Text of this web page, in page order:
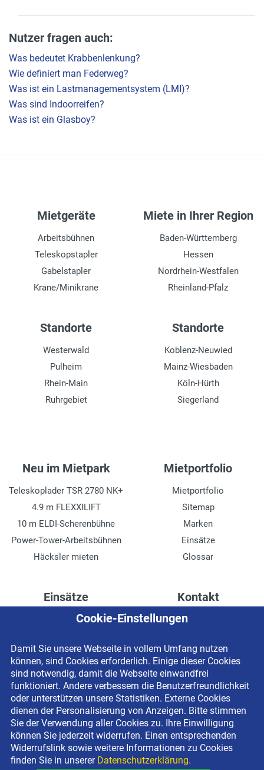
Nutzer fragen auch:
Was bedeutet Krabbenlenkung?
Wie definiert man Federweg?
Was ist ein Lastmanagementsystem (LMI)?
Was sind Indoorreifen?
Was ist ein Glasboy?
Mietgeräte
Arbeitsbühnen
Teleskopstapler
Gabelstapler
Krane/Minikrane
Miete in Ihrer Region
Baden-Württemberg
Hessen
Nordrhein-Westfalen
Rheinland-Pfalz
Standorte
Westerwald
Pulheim
Rhein-Main
Ruhrgebiet
Standorte
Koblenz-Neuwied
Mainz-Wiesbaden
Köln-Hürth
Siegerland
Neu im Mietpark
Teleskoplader TSR 2780 NK+
4.9 m FLEXXILIFT
10 m ELDI-Scherenbühne
Power-Tower-Arbeitsbühnen
Häcksler mieten
Mietportfolio
Mietportfolio
Sitemap
Marken
Einsätze
Glossar
Einsätze
Höhenzugang für
Drainage verlegen
Fassadenreinigung
Terrasse anlegen
Ladenbau
Kontakt
Kontaktformular
Impressum
Datenschutzerklärung
Newsletter-Anmeldung
Cookie-Einstellungen
Damit Sie unsere Webseite in vollem Umfang nutzen
können, sind Cookies erforderlich. Einige dieser Cookies
sind notwendig, damit die Webseite einwandfrei
funktioniert. Andere verbessern die Benutzerfreundlichkeit
oder unterstützen unsere Statistiken. Externe Cookies
dienen der Personalisierung von Anzeigen. Bitte stimmen
Sie der Verwendung aller Cookies zu. Ihre Einwilligung
können Sie jederzeit widerrufen. Einen entsprechenden
Widerrufslink sowie weitere Informationen zu Cookies
finden Sie in unserer Datenschutzerklärung.